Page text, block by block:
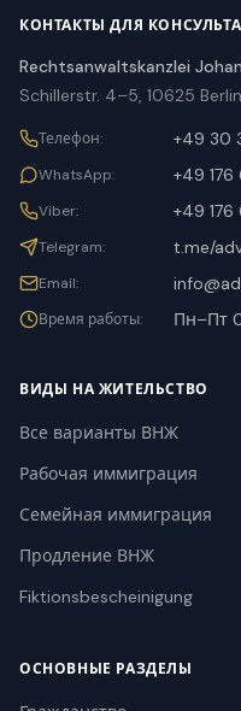
КОНТАКТЫ ДЛЯ
Rechtsanwaltskanzlei
Schillerstr. 4–5, 10625 Berlin
Телефон: +49 30
WhatsApp: +49
Viber: +49
Telegram: t.me/
Email:
Время работы: Пн–Пт
ВИДЫ НА ЖИТЕЛЬСТВО
Все варианты ВНЖ
Рабочая иммиграция
Семейная иммиграция
Продление ВНЖ
Fiktionsbescheinigung
ОСНОВНЫЕ РАЗДЕЛЫ